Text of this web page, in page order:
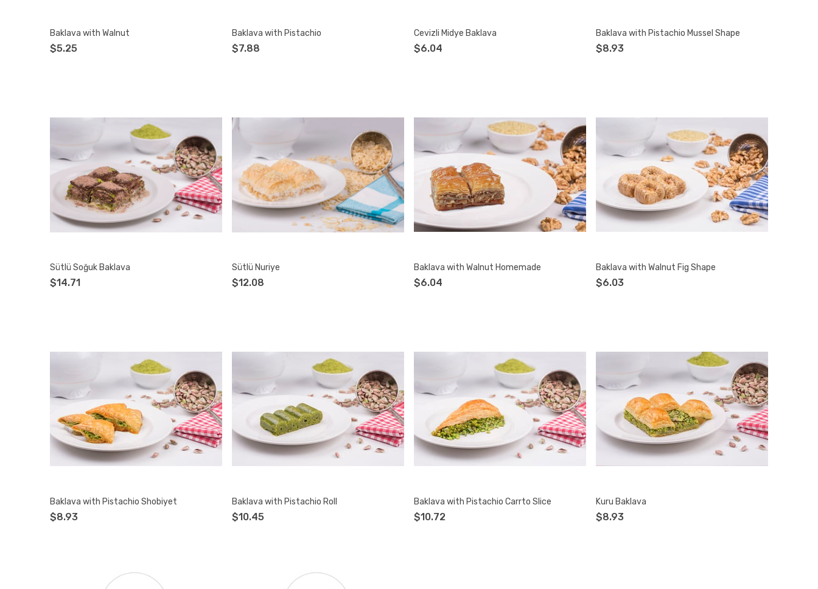
Baklava with Walnut
$5.25
Baklava with Pistachio
$7.88
Cevizli Midye Baklava
$6.04
Baklava with Pistachio Mussel Shape
$8.93
Sütlü Soğuk Baklava
$14.71
Sütlü Nuriye
$12.08
Baklava with Walnut Homemade
$6.04
Baklava with Walnut Fig Shape
$6.03
Baklava with Pistachio Shobiyet
$8.93
Baklava with Pistachio Roll
$10.45
Baklava with Pistachio Carrto Slice
$10.72
Kuru Baklava
$8.93